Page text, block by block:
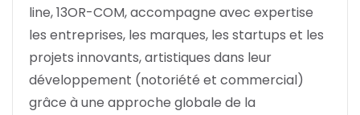
line,13OR-COM, accompagne avec expertise
les entreprises, les marques, les startups et les
projets innovants, artistiques dans leur
développement (notoriété et commercial)
grâce à une approche globale de la